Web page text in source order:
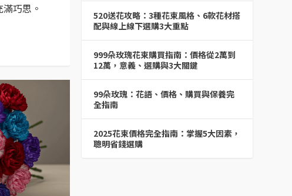
巧思。
520送花攻略：3種花束風格、6款花材搭
配與線上線下選購3大重點
999朵玫瑰花束購買指南：價格從2萬到
12萬，意義、選購與3大關鍵
99朵玫瑰：花語、價格、購買與保養完
全指南
2025花束價格完全指南：掌握5大因素，
聰明省錢選購